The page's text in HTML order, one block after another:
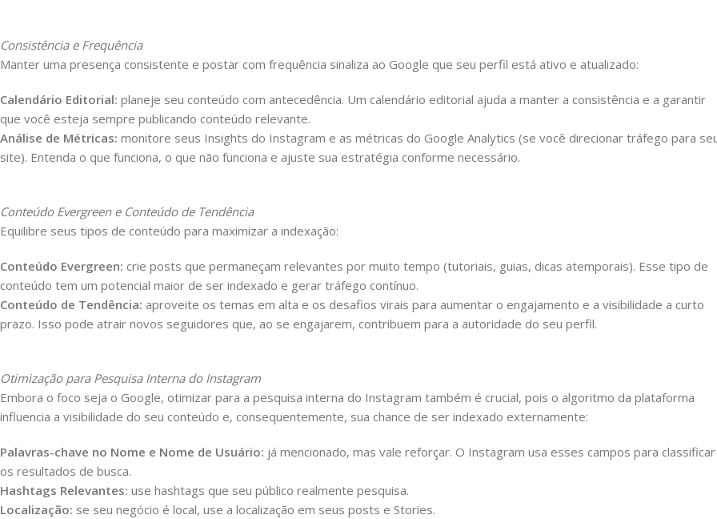
Consistência e Frequência
Manter uma presença consistente e postar com frequência sinaliza ao Google que seu perfil está ativo e atualizado:
Calendário Editorial: planeje seu conteúdo com antecedência. Um calendário editorial ajuda a manter a consistência e a garantir
que você esteja sempre publicando conteúdo relevante.
Análise de Métricas: monitore seus Insights do Instagram e as métricas do Google Analytics (se você direcionar tráfego para
site). Entenda o que funciona, o que não funciona e ajuste sua estratégia conforme necessário.
Conteúdo Evergreen e Conteúdo de Tendência
Equilibre seus tipos de conteúdo para maximizar a indexação:
Conteúdo Evergreen: crie posts que permaneçam relevantes por muito tempo (tutoriais, guias, dicas atemporais). Esse tipo de
conteúdo tem um potencial maior de ser indexado e gerar tráfego contínuo.
Conteúdo de Tendência: aproveite os temas em alta e os desafios virais para aumentar o engajamento e a visibilidade a curto
prazo. Isso pode atrair novos seguidores que, ao se engajarem, contribuem para a autoridade do seu perfil.
Otimização para Pesquisa Interna do Instagram
Embora o foco seja o Google, otimizar para a pesquisa interna do Instagram também é crucial, pois o algoritmo da plataforma
influencia a visibilidade do seu conteúdo e, consequentemente, sua chance de ser indexado externamente:
Palavras-chave no Nome e Nome de Usuário: já mencionado, mas vale reforçar. O Instagram usa esses campos para classificar
os resultados de busca.
Hashtags Relevantes: use hashtags que seu público realmente pesquisa.
Localização: se seu negócio é local, use a localização em seus posts e Stories.